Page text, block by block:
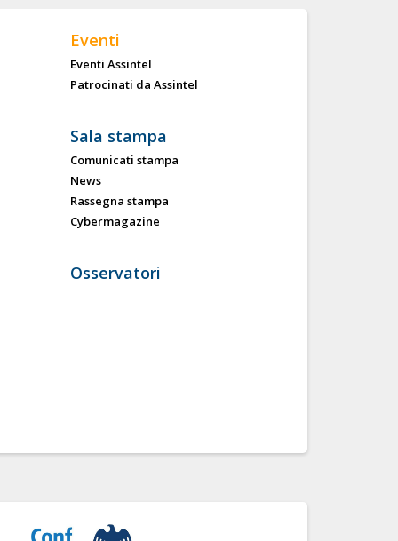
Eventi
Eventi Assintel
Patrocinati da Assintel
Sala stampa
Comunicati stampa
News
Rassegna stampa
Cybermagazine
Osservatori